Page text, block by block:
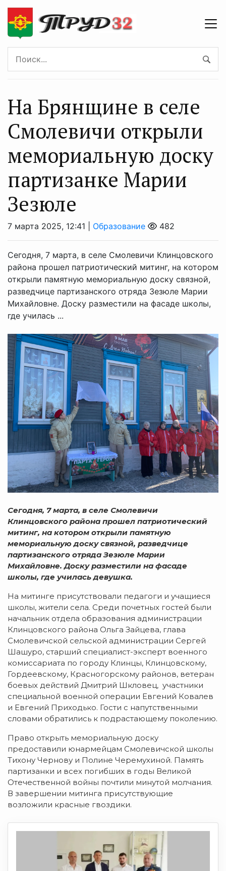
На Брянщине в селе
Смолевичи открыли
мемориальную доску
партизанке Марии
Зезюле
7 марта 2025, 12:41 | Образование 482
Сегодня, 7 марта, в селе Смолевичи Клинцовского
района прошел патриотический митинг, на котором
открыли памятную мемориальную доску связной,
разведчице партизанского отряда Зезюле Марии
Михайловне. Доску разместили на фасаде школы,
где училась ...
Сегодня, 7 марта, в селе Смолевичи
Клинцовского района прошел патриотический
митинг, на котором открыли памятную
мемориальную доску связной, разведчице
партизанского отряда Зезюле Марии
Михайловне. Доску разместили на фасаде
школы, где училась девушка.
На митинге присутствовали педагоги и учащиеся
школы, жители села. Среди почетных гостей были
начальник отдела образования администрации
Клинцовского района Ольга Зайцева, глава
Смолевичской сельской администрации Сергей
Шашуро, старший специалист-эксперт военного
комиссариата по городу Клинцы, Клинцовскому,
Гордеевскому, Красногорскому районов, ветеран
боевых действий Дмитрий Шкловец, участники
специальной военной операции Евгений Ковалев
и Евгений Приходько. Гости с напутственными
словами обратились к подрастающему поколению.
Право открыть мемориальную доску
предоставили юнармейцам Смолевичской школы
Тихону Чернову и Полине Черемухиной. Память
партизанки и всех погибших в годы Великой
Отечественной войны почтили минутой молчания.
В завершении митинга присутствующие
возложили красные гвоздики.